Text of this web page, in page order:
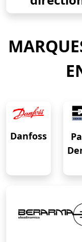
Danfoss